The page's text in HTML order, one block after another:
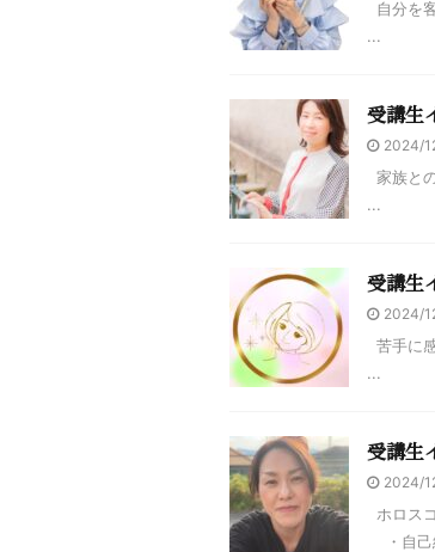
自分を
...
受講生
2024/
家族と
...
受講生
2024/
苦手に
...
受講生
2024/
ホロス
・自己